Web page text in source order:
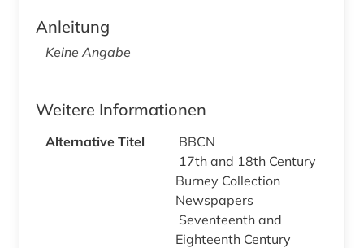
Anleitung
Keine Angabe
Weitere Informationen
Alternative Titel
BBCN
17th and 18th Century
Burney Collection
Newspapers
Seventeenth and
Eighteenth Century